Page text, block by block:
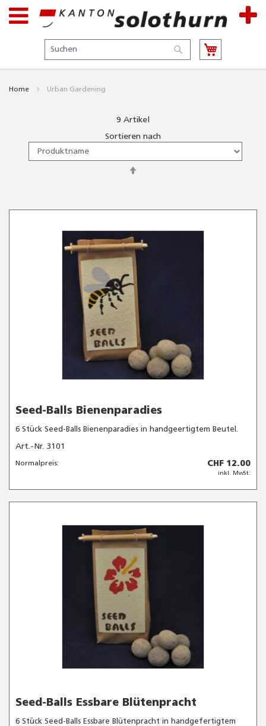
Suche
Suche
Home Urban Gardening
9 Artikel
Sortieren nach
Seed-Balls Bienenparadies
6 Stück Seed-Balls Bienenparadies in handgeertigtem Beutel.
Art.-Nr. 3101
Normalpreis: CHF 12.00
inkl. MwSt.
Seed-Balls Essbare Blütenpracht
6 Stück Seed-Balls Essbare Blütenpracht in handgefertigtem